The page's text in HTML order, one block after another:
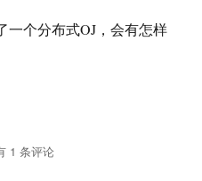
一个分布式OJ，会有怎样
”
1 条评论